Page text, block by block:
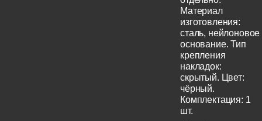
Материал
изготовления:
сталь, нейлоновое
основание. Тип
крепления
накладок:
скрытый. Цвет:
чёрный.
Комплектация: 1
шт.